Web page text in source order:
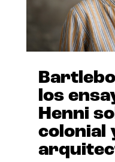
los
Henni
colonial